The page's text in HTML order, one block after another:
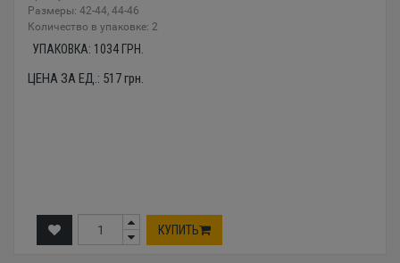
Размеры: 42-44, 44-46
Количество в упаковке: 2
УПАКОВКА: 1034 ГРН.
ЦЕНА ЗА ЕД.: 517грн.
КУПИТЬ